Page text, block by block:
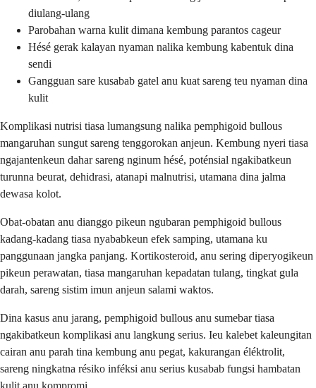
diulang-ulang
Parobahan warna kulit dimana kembung parantos cageur
Hésé gerak kalayan nyaman nalika kembung kabentuk dina
sendi
Gangguan sare kusabab gatel anu kuat sareng teu nyaman dina
kulit
Komplikasi nutrisi tiasa lumangsung nalika pemphigoid bullous
mangaruhan sungut sareng tenggorokan anjeun. Kembung nyeri tiasa
ngajantenkeun dahar sareng nginum hésé, poténsial ngakibatkeun
turunna beurat, dehidrasi, atanapi malnutrisi, utamana dina jalma
dewasa kolot.
Obat-obatan anu dianggo pikeun ngubaran pemphigoid bullous
kadang-kadang tiasa nyababkeun efek samping, utamana ku
panggunaan jangka panjang. Kortikosteroid, anu sering diperyogikeun
pikeun perawatan, tiasa mangaruhan kepadatan tulang, tingkat gula
darah, sareng sistim imun anjeun salami waktos.
Dina kasus anu jarang, pemphigoid bullous anu sumebar tiasa
ngakibatkeun komplikasi anu langkung serius. Ieu kalebet kaleungitan
cairan anu parah tina kembung anu pegat, kakurangan éléktrolit,
sareng ningkatna résiko inféksi anu serius kusabab fungsi hambatan